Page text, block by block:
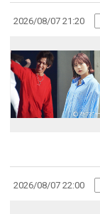
2026/08/07 21:20
2026/08/07 22:00